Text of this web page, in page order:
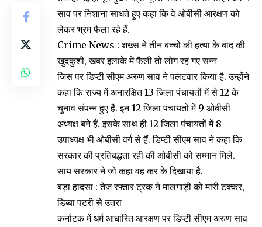
साव पर निशाना साधते हुए कहा कि वे ओबीसी आरक्षण को
लेकर भ्रम फैला रहे हैं.
Crime News : शख्स ने तीन बच्चों की हत्या के बाद की
खुदकुशी, खबर इलाके में फैली तो लोग रह गए सन्न
जिस पर डिप्टी सीएम अरुण साव ने पलटवार किया है. उन्होंने
कहा कि राज्य में अनारक्षित 13 जिला पंचायतों में से 12 के
चुनाव संपन्न हुए हैं. इन 12 जिला पंचायतों में 9 ओबीसी
अध्यक्ष बने हैं. इसके साथ ही 12 जिला पंचायतों में 8
उपाध्यक्ष भी ओबीसी वर्ग से हैं. डिप्टी सीएम साव ने कहा कि
सरकार की प्रतिबद्धता रही की ओबीसी को सम्मान मिले.
साय सरकार ने जो कहा वह कर के दिखाया है.
बड़ा हादसा : तेज रफ्तार ट्रक ने मालगाड़ी को मारी टक्कर,
डिब्बा पटरी से उतरा
कर्नाटक में धर्म आधारित आरक्षण पर डिप्टी सीएम अरुण साव